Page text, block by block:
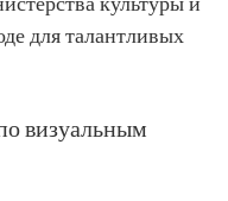
культуры и
для талантливых
визуальным